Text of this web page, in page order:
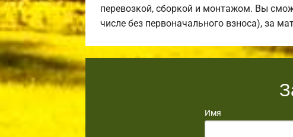
перевозкой, сборкой и монтажом. Вы
числе без первоначального взноса), за
Имя